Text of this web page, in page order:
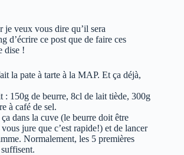
je veux vous dire qu’il sera
d’écrire ce post que de faire ces
dise !
la pate à tarte à la MAP. Et ça déjà,
: 150g de beurre, 8cl de lait tiède, 300g
à café de sel.
dans la cuve (le beurre doit être
jure que c’est rapide!) et de lancer
Normalement, les 5 premières